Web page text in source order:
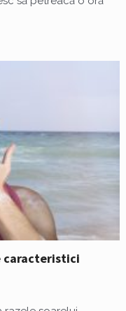
caracteristici